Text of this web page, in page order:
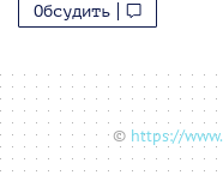
Обсудить
© https://